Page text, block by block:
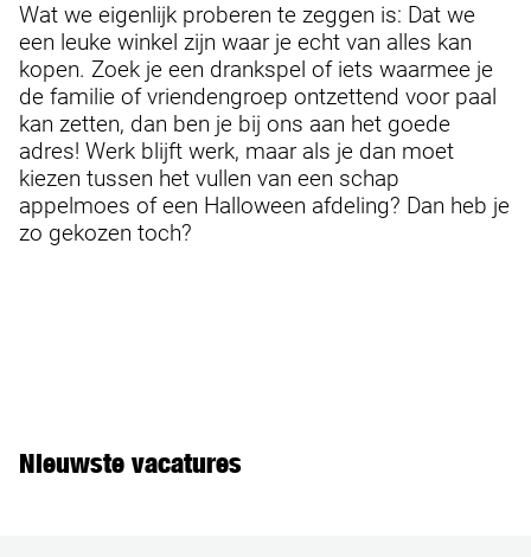
Wat we eigenlijk proberen te zeggen is: Dat we
een leuke winkel zijn waar je echt van alles kan
kopen. Zoek je een drankspel of iets waarmee je
de familie of vriendengroep ontzettend voor paal
kan zetten, dan ben je bij ons aan het goede
adres! Werk blijft werk, maar als je dan moet
kiezen tussen het vullen van een schap
appelmoes of een Halloween afdeling? Dan heb je
zo gekozen toch?
Nieuwste vacatures